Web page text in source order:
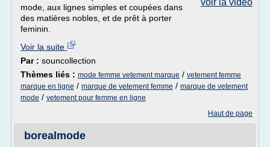
voir la vidéo
mode, aux lignes simples et coupées dans
des matières nobles, et de prêt à porter
feminin.
Voir la suite
Par : souncollection
Thèmes liés : mode femme vetement marque / vetement femme
marque en ligne / marque de vetement femme / marque de vetement
mode / vetement pour femme en ligne
Haut de page
borealmode